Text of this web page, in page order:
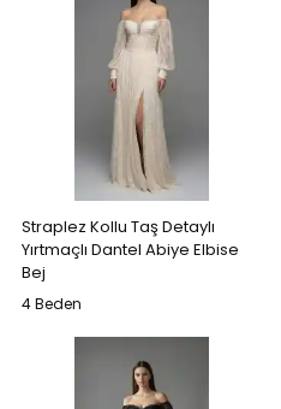
Straplez Kollu Taş Detaylı
Yırtmaçlı Dantel Abiye Elbise
Bej
4 Beden